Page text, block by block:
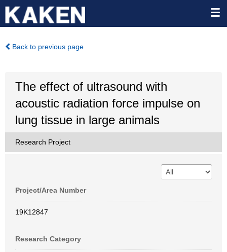
Back to previous page
The effect of ultrasound with
acoustic radiation force impulse on
lung tissue in large animals
Research Project
Project/Area Number
19K12847
Research Category